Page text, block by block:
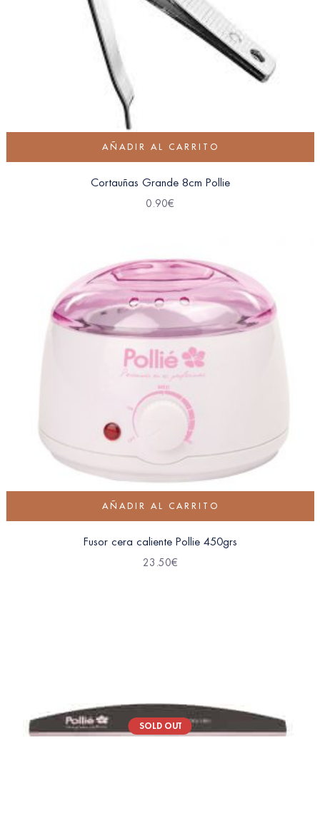
AÑADIR AL CARRITO
Cortauñas Grande 8cm Pollie
0.90€
AÑADIR AL CARRITO
Fusor cera caliente Pollie 450grs
23.50€
SOLD OUT